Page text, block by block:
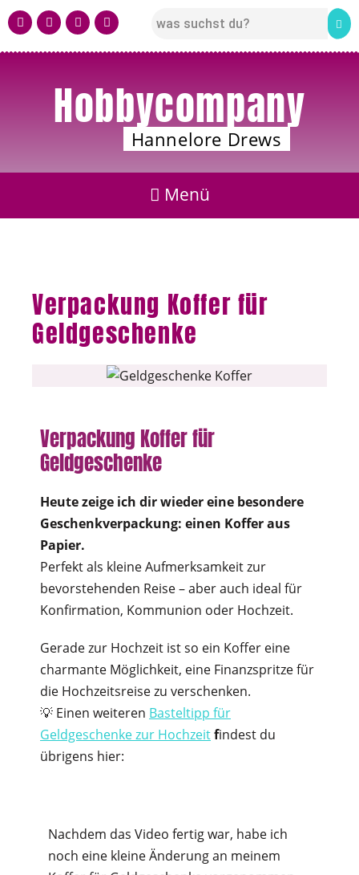
Hobbycompany
Hannelore Drews
Verpackung Koffer für
Geldgeschenke
Verpackung Koffer für
Geldgeschenke
Heute zeige ich dir wieder eine besondere
Geschenkverpackung: einen Koffer aus
Papier.
Perfekt als kleine Aufmerksamkeit zur
bevorstehenden Reise – aber auch ideal für
Konfirmation, Kommunion oder Hochzeit.
Gerade zur Hochzeit ist so ein Koffer eine
charmante Möglichkeit, eine Finanzspritze für
die Hochzeitsreise zu verschenken.
💡 Einen weiteren Basteltipp für
Geldgeschenke zur Hochzeitfindest du
übrigens hier:
Nachdem das Video fertig war, habe ich
noch eine kleine Änderung an meinem